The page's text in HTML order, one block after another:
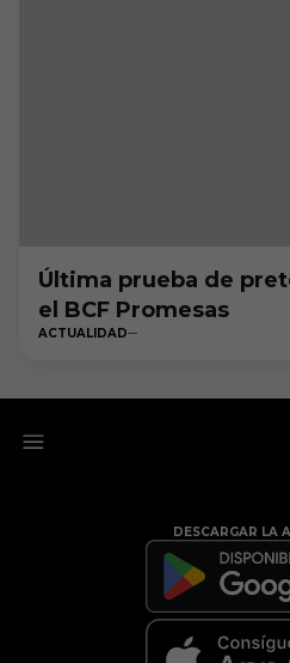
Última prueba de
el BCF Promesas
ACTUALIDAD
DESCARGAR LA